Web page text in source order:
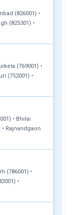
(826001) •
(825301) •
(769001) •
(752001) •
• Bhilai
• Rajnandgaon
(786001) •
•